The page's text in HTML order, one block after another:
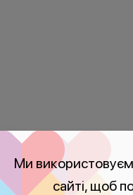
Ми
сайті, щоб